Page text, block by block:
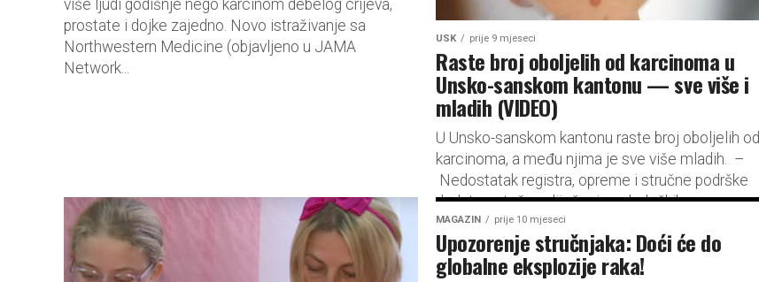
više ljudi godišnje nego karcinom debelog crijeva,
prostate i dojke zajedno. Novo istraživanje sa
Northwestern Medicine (objavljeno u JAMA
Network...
USK prije 9 mjeseci
Raste broj oboljelih od karcinoma u
Unsko-sanskom kantonu — sve više i
mladih (VIDEO)
U Unsko-sanskom kantonu raste broj oboljelih od
karcinoma, a među njima je sve više mladih. –
Nedostatak registra, opreme i stručne podrške
dodatno otežava liječenje onkoloških...
MAGAZIN prije 10 mjeseci
Upozorenje stručnjaka: Doći će do
globalne eksplozije raka!